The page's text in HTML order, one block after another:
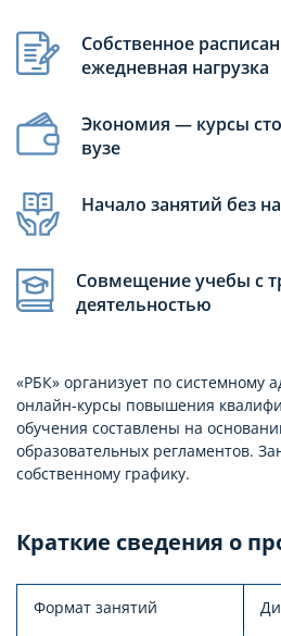
Собственное
ежедневная нагрузка
Экономия — курсы
вузе
Начало занятий без
Совмещение учебы с
деятельностью
«РБК» организует по системному
онлайн-курсы повышения
обучения составлены на
образовательных регламентов.
собственному графику.
Краткие сведения о
Формат занятий